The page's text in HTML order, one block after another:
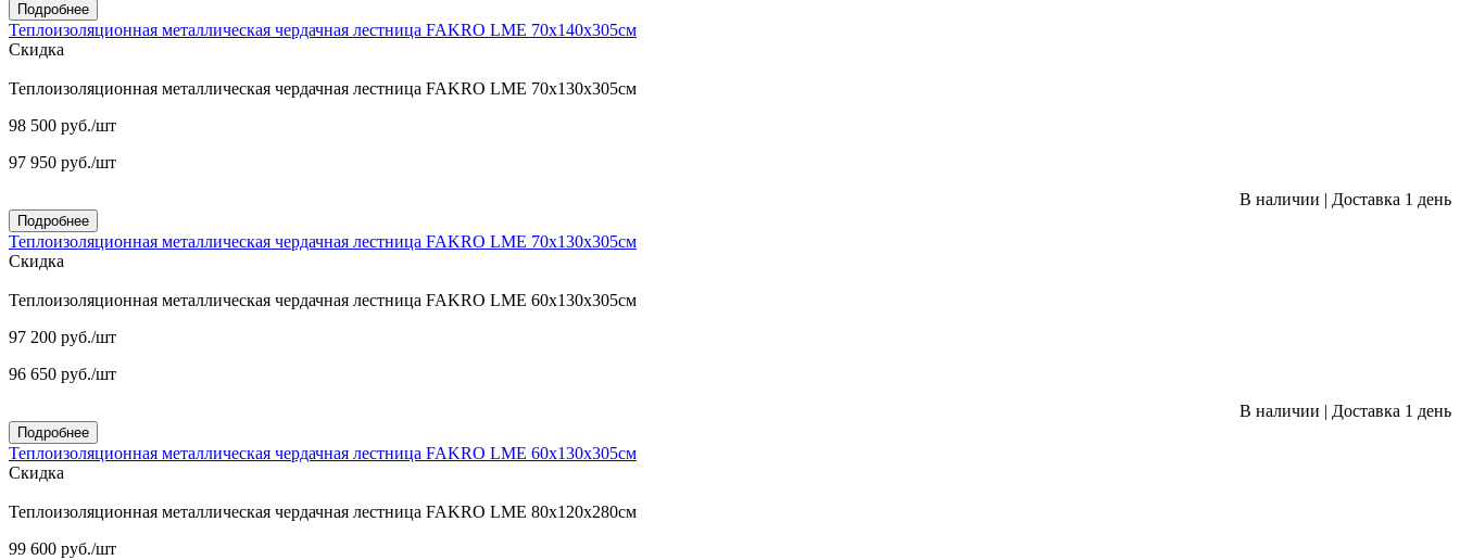
Подробнее
Теплоизоляционная металлическая чердачная лестница FAKRO LME 70х140х305см
Скидка
Теплоизоляционная металлическая чердачная лестница FAKRO LME 70х130х305см
98 500 руб./шт
97 950 руб./шт
В наличии | Доставка 1 день
Подробнее
Теплоизоляционная металлическая чердачная лестница FAKRO LME 70х130х305см
Скидка
Теплоизоляционная металлическая чердачная лестница FAKRO LME 60х130х305см
97 200 руб./шт
96 650 руб./шт
В наличии | Доставка 1 день
Подробнее
Теплоизоляционная металлическая чердачная лестница FAKRO LME 60х130х305см
Скидка
Теплоизоляционная металлическая чердачная лестница FAKRO LME 80х120х280см
99 600 руб./шт